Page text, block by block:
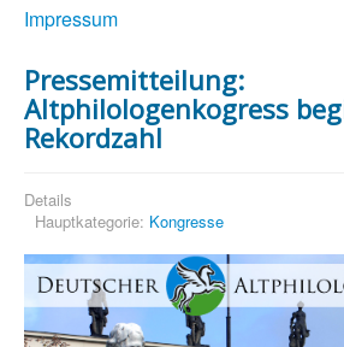
Impressum
Pressemitteilung:
Altphilologenkogress
Rekordzahl
Details
Hauptkategorie: Kongresse